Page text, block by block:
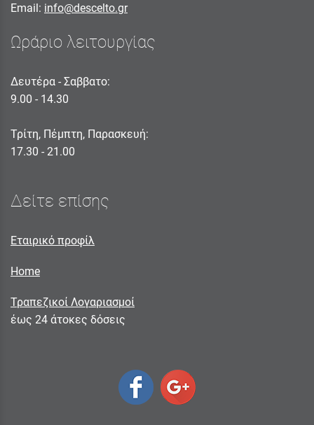
Email: info@descelto.gr
Ωράριο λειτουργίας
Δευτέρα - Σαββατο:
9.00 - 14.30
Τρίτη, Πέμπτη, Παρασκευή:
17.30 - 21.00
Δείτε επίσης
Εταιρικό προφίλ
Home
Τραπεζικοί Λογαριασμοί
έως 24 άτοκες δόσεις